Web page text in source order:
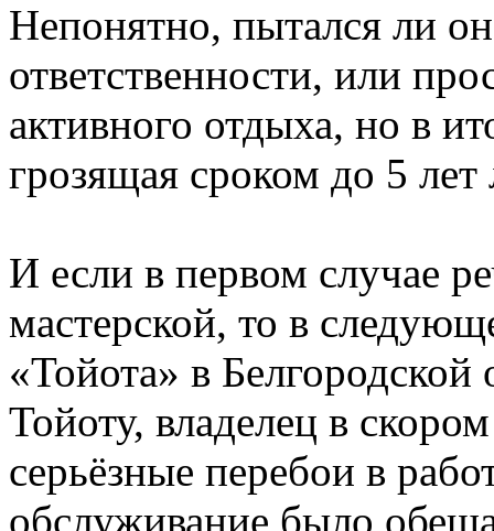
Непонятно, пытался ли
ответственности, или
активного отдыха, но в
грозящая сроком до 5
И если в первом случае
мастерской, то в
«Тойота» в
Тойоту, владелец в
серьёзные перебои в
обслуживание было